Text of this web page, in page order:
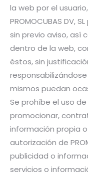
la web por el
PROMOCUBAS DV,
sin previo aviso, así
dentro de la web,
éstos, sin
mismos puedan
Se prohíbe el uso
promocionar,
información propia
autorización de
publicidad o
servicios o